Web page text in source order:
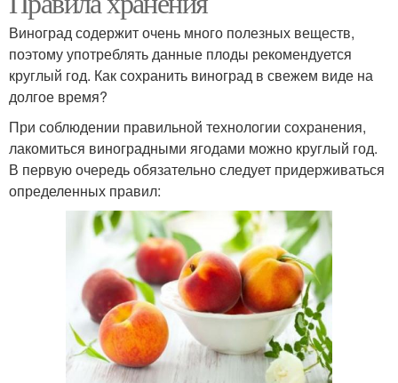
Виноград содержит очень много полезных веществ,
поэтому употреблять данные плоды рекомендуется
круглый год. Как сохранить виноград в свежем виде на
долгое время?
При соблюдении правильной технологии сохранения,
лакомиться виноградными ягодами можно круглый год.
В первую очередь обязательно следует придерживаться
определенных правил: